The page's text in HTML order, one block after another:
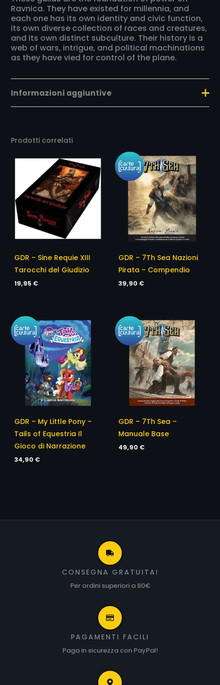
Ravnica. They have existed for millennia, and
each one has its own identity and civic function,
its own diverse collection of races and creatures,
and its own distinct subculture. Their history is a
web of wars, intrigue, and political machinations
as they have vied for control of the plane.
Informazioni aggiuntive
Prodotti correlati
GDR – Sine Requie XIII
Tarocchi del Giudizio
19,95 €
GDR – 7Th Sea Nazioni
Pirata – Compendio
39,90 €
GDR – My Little Pony –
Tails of Equestria Il
Gioco di Narrazione
34,90 €
GDR – 7Th Sea –
Manuale Base
49,90 €
CONSEGNA GRATUITA!
Per ordini superiori a 80€
PAGAMENTI FACILI
Paga in sicurezza con PayPal!